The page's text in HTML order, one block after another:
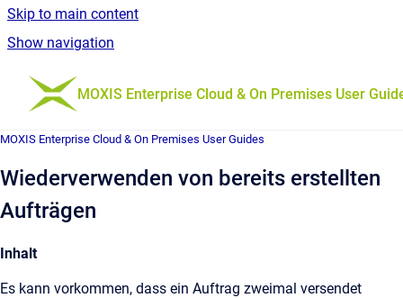
Skip to main content
Show navigation
Go to homepage
MOXIS Enterprise Cloud & On Premises User
MOXIS Enterprise Cloud & On Premises User Guides
Wiederverwenden von bereits erstellten
Aufträgen
Inhalt
Es kann vorkommen, dass ein Auftrag zweimal versendet